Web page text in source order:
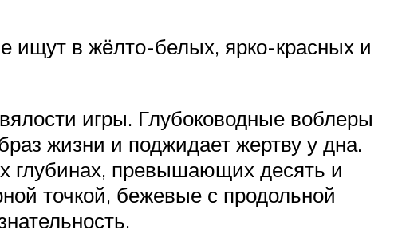
ищут в жёлто-белых, ярко-красных и
игры. Глубоководные воблеры
жизни и поджидает жертву у дна.
глубинах, превышающих десять и
точкой, бежевые с продольной